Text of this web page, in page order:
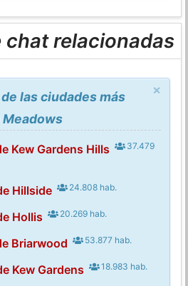
relacionadas
×
las ciudades más
Meadows
Kew Gardens Hills
37.479
Hillside 24.808 hab.
Hollis 20.269 hab.
Briarwood 53.877 hab.
Kew Gardens 18.983 hab.